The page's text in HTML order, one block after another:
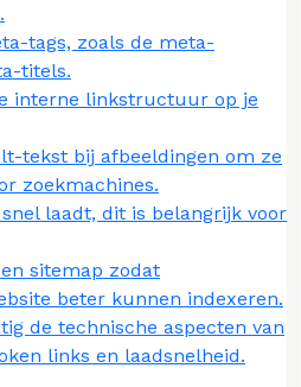
tags, zoals de meta-
titels.
interne linkstructuur op je
tekst bij afbeeldingen om ze
zoekmachines.
laadt, dit is belangrijk voor
sitemap zodat
beter kunnen indexeren.
de technische aspecten van
links en laadsnelheid.